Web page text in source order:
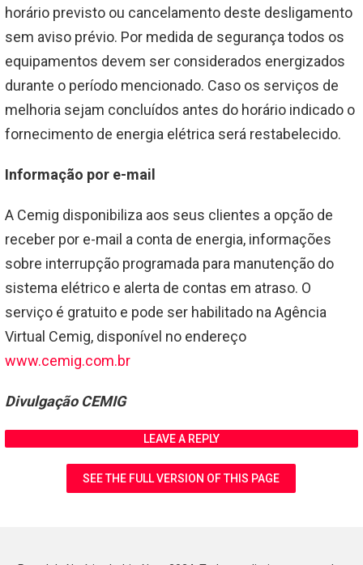
horário previsto ou cancelamento deste desligamento
sem aviso prévio. Por medida de segurança todos os
equipamentos devem ser considerados energizados
durante o período mencionado. Caso os serviços de
melhoria sejam concluídos antes do horário indicado o
fornecimento de energia elétrica será restabelecido.
Informação por e-mail
A Cemig disponibiliza aos seus clientes a opção de
receber por e-mail a conta de energia, informações
sobre interrupção programada para manutenção do
sistema elétrico e alerta de contas em atraso. O
serviço é gratuito e pode ser habilitado na Agência
Virtual Cemig, disponível no endereço
www.cemig.com.br
Divulgação CEMIG
LEAVE A REPLY
SEE THE FULL VERSION OF THIS PAGE